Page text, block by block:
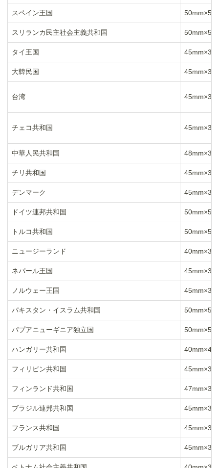
スペイン王国
スリランカ民主社会主義共和国
タイ王国
大韓民国
台湾
チェコ共和国
中華人民共和国
チリ共和国
デンマーク
ドイツ連邦共和国
トルコ共和国
ニュージーランド
ネパール王国
ノルウェー王国
パキスタン・イスラム共和国
パプアニューギニア独立国
ハンガリー共和国
フィリピン共和国
フィンランド共和国
ブラジル連邦共和国
フランス共和国
ブルガリア共和国